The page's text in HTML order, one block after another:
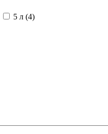
5 л (4)